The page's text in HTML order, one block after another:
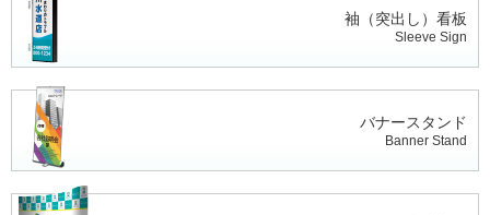
袖（突出し）看板
Sleeve Sign
バナースタンド
Banner Stand